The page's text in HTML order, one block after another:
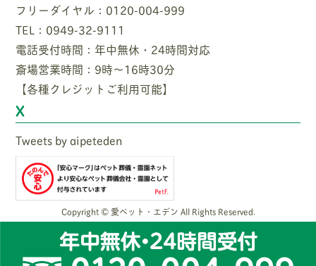
フリーダイヤル：0120-004-999
TEL：0949-32-9111
電話受付時間：年中無休・24時間対応
斎場営業時間：9時〜16時30分
【各種クレジットご利用可能】
X
Tweets by aipeteden
Copyright © 愛ペット・エデン All Rights Reserved.